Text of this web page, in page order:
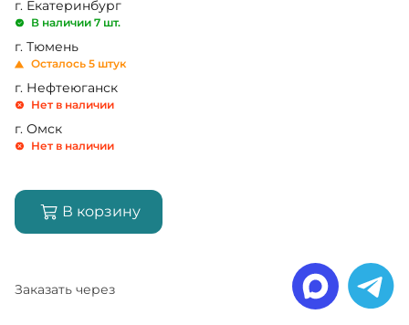
г. Екатеринбург
В наличии 7 шт.
г. Тюмень
Осталось 5 штук
г. Нефтеюганск
Нет в наличии
г. Омск
Нет в наличии
В корзину
Заказать через